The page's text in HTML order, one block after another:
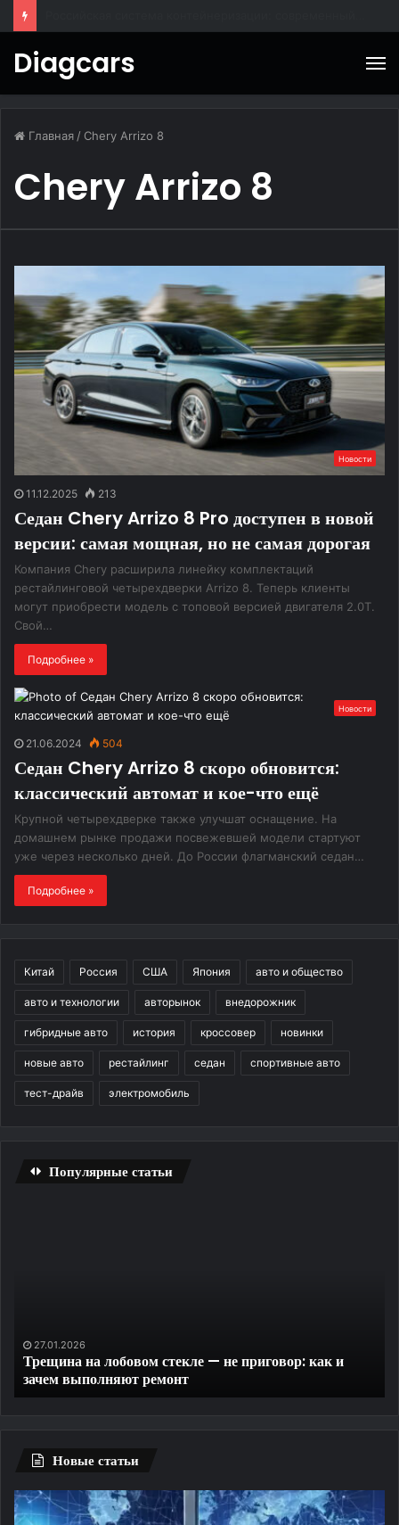
Diagcars
Главная / Chery Arrizo 8
Chery Arrizo 8
Новости
11.12.2025 213
Седан Chery Arrizo 8 Pro доступен в новой
версии: самая мощная, но не самая дорогая
Компания Chery расширила линейку комплектаций
рестайлинговой четырехдверки Arrizo 8. Теперь клиенты
могут приобрести модель с топовой версией двигателя 2.0T.
Свой…
Подробнее »
Новости
21.06.2024 504
Седан Chery Arrizo 8 скоро обновится:
классический автомат и кое-что ещё
Крупной четырехдверке также улучшат оснащение. На
домашнем рынке продажи посвежевшей модели стартуют
уже через несколько дней. До России флагманский седан…
Подробнее »
Китай Россия США Япония авто и общество
авто и технологии авторынок внедорожник
гибридные авто история кроссовер новинки
новые авто рестайлинг седан спортивные авто
тест-драйв электромобиль
Популярные статьи
как
зачем
выполняют
27.01.2026
Трещина на лобовом стекле — не приговор: как и
зачем выполняют ремонт
Новые статьи